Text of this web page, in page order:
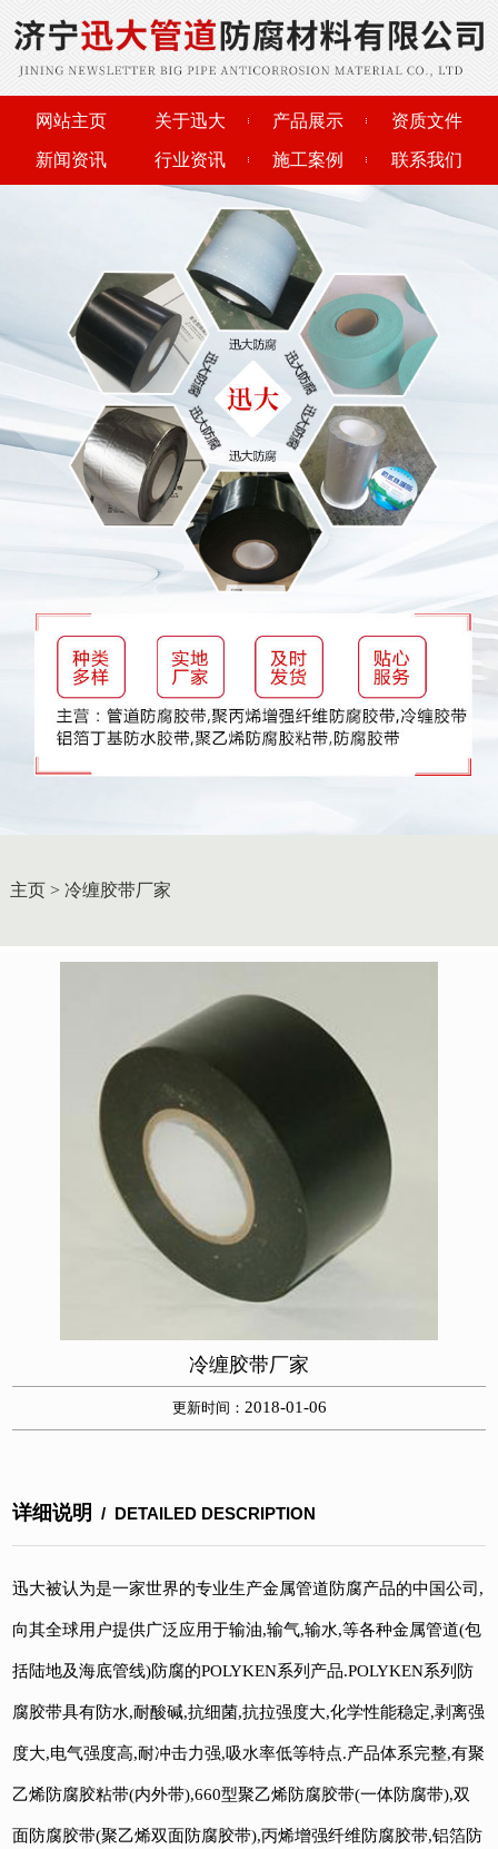
网站主页 关于迅大 产品展示 资质文件
新闻资讯 行业资讯 施工案例 联系我们
主页> 冷缠胶带厂家
冷缠胶带厂家
更新时间： 2018-01-06
详细说明 / DETAILED DESCRIPTION
迅大被认为是一家世界的专业生产金属管道防腐产品的中国公司,
向其全球用户提供广泛应用于输油,输气,输水,等各种金属管道(包
括陆地及海底管线)防腐的POLYKEN系列产品.POLYKEN系列防
腐胶带具有防水,耐酸碱,抗细菌,抗拉强度大,化学性能稳定,剥离强
度大,电气强度高,耐冲击力强,吸水率低等特点.产品体系完整,有聚
乙烯防腐胶粘带(内外带),660型聚乙烯防腐胶带(一体防腐带),双
面防腐胶带(聚乙烯双面防腐胶带),丙烯增强纤维防腐胶带,铝箔防